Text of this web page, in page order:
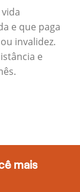
e que paga
invalidez.
e
mais